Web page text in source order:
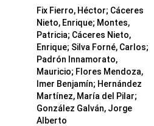
Fix Fierro, Héctor; Cáceres
Nieto, Enrique; Montes,
Patricia; Cáceres Nieto,
Enrique; Silva Forné, Carlos;
Padrón Innamorato,
Mauricio; Flores Mendoza,
Imer Benjamín; Hernández
Martínez, María del Pilar;
González Galván, Jorge
Alberto